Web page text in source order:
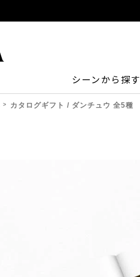
シーンから探す
カタログギフト / ダンチュウ 全5種